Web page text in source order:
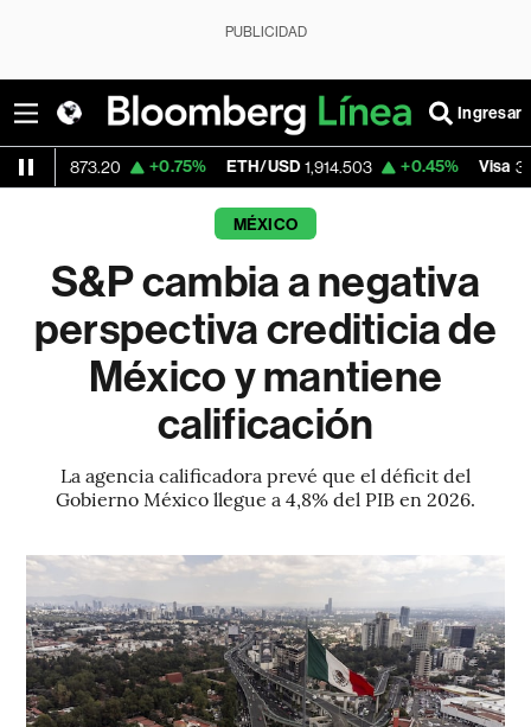
PUBLICIDAD
Ingresar
+0.75% ETH/USD 1,914.503 +0.45% Visa 370.47
MÉXICO
S&P cambia a negativa
perspectiva crediticia de
México y mantiene
calificación
La agencia calificadora prevé que el déficit del
Gobierno México llegue a 4,8% del PIB en 2026.